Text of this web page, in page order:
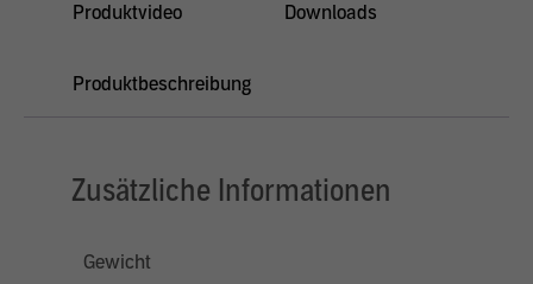
Produktvideo Downloads
Produktbeschreibung
Zusätzliche Informationen
Gewicht